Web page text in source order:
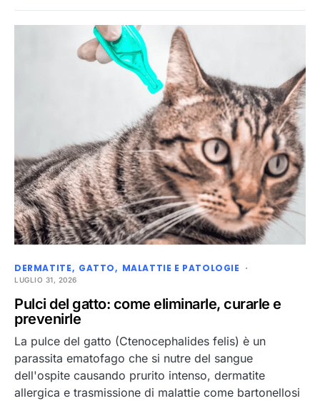
DERMATITE GATTO MALATTIE E PATOLOGIE
LUGLIO 31, 2026
Pulci del gatto: come eliminarle, curarle e
prevenirle
La pulce del gatto (Ctenocephalides felis) è un
parassita ematofago che si nutre del sangue
dell'ospite causando prurito intenso, dermatite
allergica e trasmissione di malattie come bartonellosi